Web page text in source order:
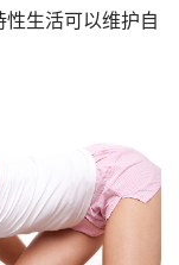
生活可以维护自